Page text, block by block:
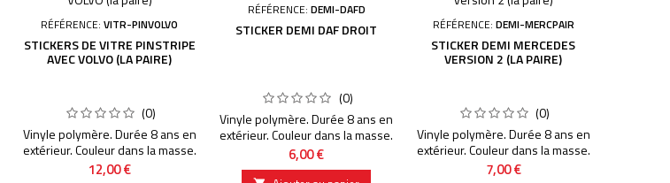
RÉFÉRENCE:VITR-PINVOLVO
STICKERS DE VITRE PINSTRIPE
AVEC VOLVO (LA PAIRE)
(0)
Vinyle polymère. Durée 8 ans en
extérieur. Couleur dans la masse.
Découpage dans la masse, aucun
Prix
12,00 €
RÉFÉRENCE: DEMI-DAFD
STICKER DEMI DAF DROIT
(0)
Vinyle polymère. Durée 8 ans en
extérieur. Couleur dans la masse.
Découpage dans la masse, aucun
fond sauf mention contraire. Le
Prix
6,00 €
RÉFÉRENCE: DEMI-MERCPAIR
STICKER DEMI MERCEDES
VERSION 2 (LA PAIRE)
(0)
Vinyle polymère. Durée 8 ans en
extérieur. Couleur dans la masse.
Découpage dans la masse, aucun
Prix
7,00 €